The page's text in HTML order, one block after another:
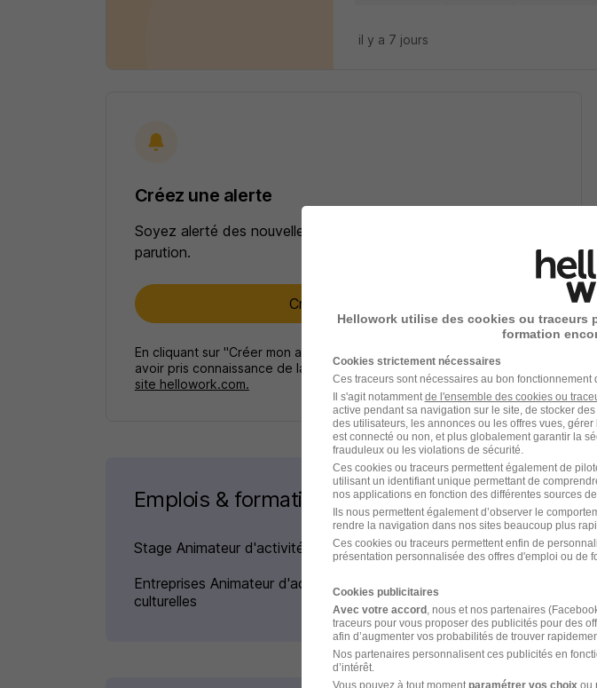
il y a 7 jours
Créez une alerte
Soyez alerté des nouvelles offres pour cette recherche dès leur
parution.
Créer mon alerte
En cliquant sur "Créer mon alerte", vous acceptez les
avoir pris connaissance de la
politique de protection des données du
site hellowork.com.
Emplois & formations
Stage Animateur d'activités culturelles Intérim Animateur
Entreprises Animateur d'activités
culturelles
Hellowork utilise des cookies ou traceurs
formation
Cookies strictement nécessaires
Ces traceurs sont nécessaires au bon fonctionnement
Il s'agit notammentde l'ensemble des cookies ou
active pendant sa navigation sur le site, de stocker
des utilisateurs, les annonces ou les offres vues,
est connecté ou non, et plus globalement garantir la
frauduleux ou les violations de sécurité.
Ces cookies ou traceurs permettent également de
utilisant un identifiant unique permettant de
nos applications en fonction des différentes sources
Ils nous permettent également d’observer le
rendre la navigation dans nos sites beaucoup plus
Ces cookies ou traceurs permettent enfin de
présentation personnalisée des offres d'emploi ou de
Cookies publicitaires
Avec votre accord , nous et nos partenaires
traceurs pour vous proposer des publicités pour des
afin d’augmenter vos probabilités de trouver
Nos partenaires personnalisent ces publicités en
d’intérêt.
Vous pouvez à tout momentparamétrer vos choixou